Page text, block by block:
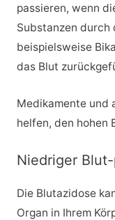
passieren, wenn
Substanzen durch
beispielsweise
das Blut
Medikamente und
helfen, den hohen
Niedriger
Die Blutazidose
Organ in Ihrem